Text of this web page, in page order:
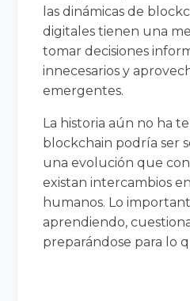
las dinámicas de
digitales tienen una
tomar decisiones
innecesarios y
emergentes.
La historia aún no ha
blockchain podría ser
una evolución que
existan intercambios
humanos. Lo
aprendiendo,
preparándose para lo